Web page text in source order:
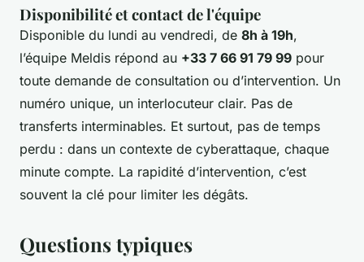
Disponibilité et contact de l'équipe
Disponible du lundi au vendredi, de 8h à 19h,
l’équipe Meldis répond au +33 7 66 91 79 99 pour
toute demande de consultation ou d’intervention. Un
numéro unique, un interlocuteur clair. Pas de
transferts interminables. Et surtout, pas de temps
perdu : dans un contexte de cyberattaque, chaque
minute compte. La rapidité d’intervention, c’est
souvent la clé pour limiter les dégâts.
Questions typiques